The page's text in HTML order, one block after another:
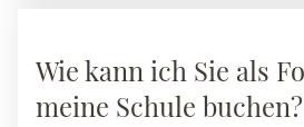
Wie kann ich Sie als
meine Schule buchen?